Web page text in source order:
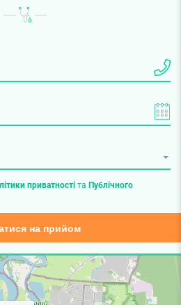
приватностіта Публічного
на прийом